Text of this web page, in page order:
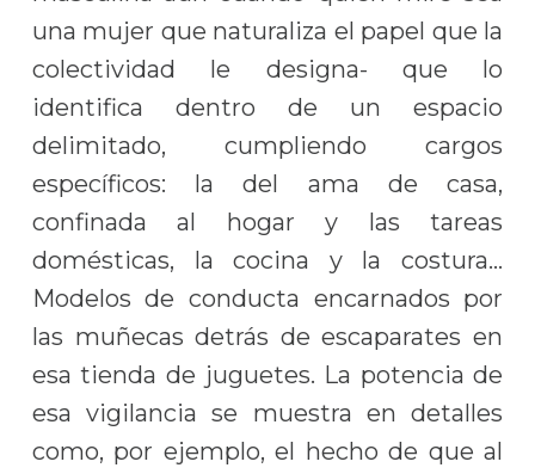
una mujer que naturaliza el papel que la
colectividad le designa- que lo
identifica dentro de un espacio
delimitado, cumpliendo cargos
específicos: la del ama de casa,
confinada al hogar y las tareas
domésticas, la cocina y la costura…
Modelos de conducta encarnados por
las muñecas detrás de escaparates en
esa tienda de juguetes. La potencia de
esa vigilancia se muestra en detalles
como, por ejemplo, el hecho de que al